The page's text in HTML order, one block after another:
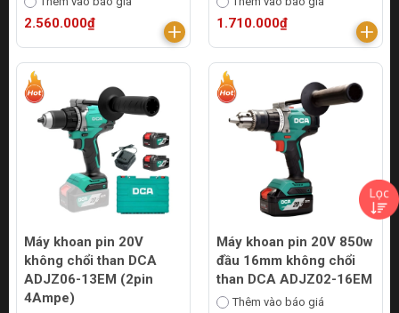
2.560.000₫ 1.710.000₫
Máy khoan pin 20V
không chổi than DCA
ADJZ06-13EM (2pin
4Ampe)
Máy khoan pin 20V 850w
đầu 16mm không chổi
than DCA ADJZ02-16EM
Thêm vào báo giá